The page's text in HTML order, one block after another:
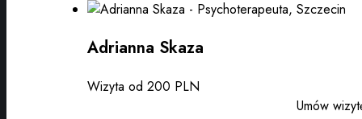
Adrianna Skaza
Wizyta od 200 PLN
Umów